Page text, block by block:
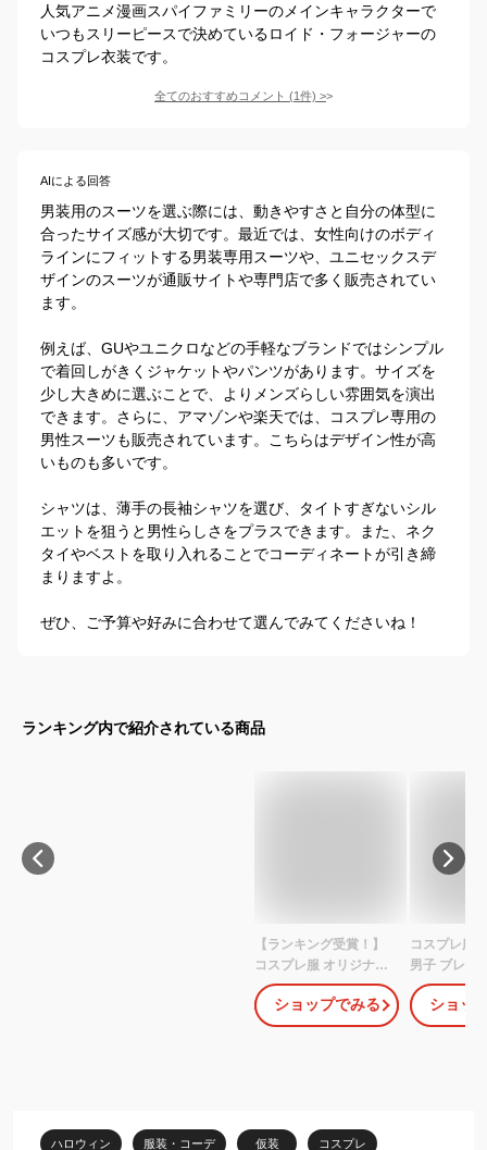
人気アニメ漫画スパイファミリーのメインキャラクターで
いつもスリーピースで決めているロイド・フォージャーの
コスプレ衣装です。
全てのおすすめコメント (1件) >
AIによる回答
男装用のスーツを選ぶ際には、動きやすさと自分の体型に
合ったサイズ感が大切です。最近では、女性向けのボディ
ラインにフィットする男装専用スーツや、ユニセックスデ
ザインのスーツが通販サイトや専門店で多く販売されてい
ます。
例えば、GUやユニクロなどの手軽なブランドではシンプル
で着回しがきくジャケットやパンツがあります。サイズを
少し大きめに選ぶことで、よりメンズらしい雰囲気を演出
できます。さらに、アマゾンや楽天では、コスプレ専用の
男性スーツも販売されています。こちらはデザイン性が高
いものも多いです。
シャツは、薄手の長袖シャツを選び、タイトすぎないシル
エットを狙うと男性らしさをプラスできます。また、ネク
タイやベストを取り入れることでコーディネートが引き締
まりますよ。
ぜひ、ご予算や好みに合わせて選んでみてくださいね！
ランキング内で紹介されている商品
【ランキング受賞！】
コスプレ服 オリジナル
男子 ブレザー パンツ 2
点セット 無地 スーツ シ
ンプル おしゃれ 制服風
ーム ハロウィン
ショップでみる
コスプレ服
男子 ブレザ
点セット 無
ンプル おし
学園風 仮装
ショッ
ハロウィン 服装・コーデ 仮装 コスプレ